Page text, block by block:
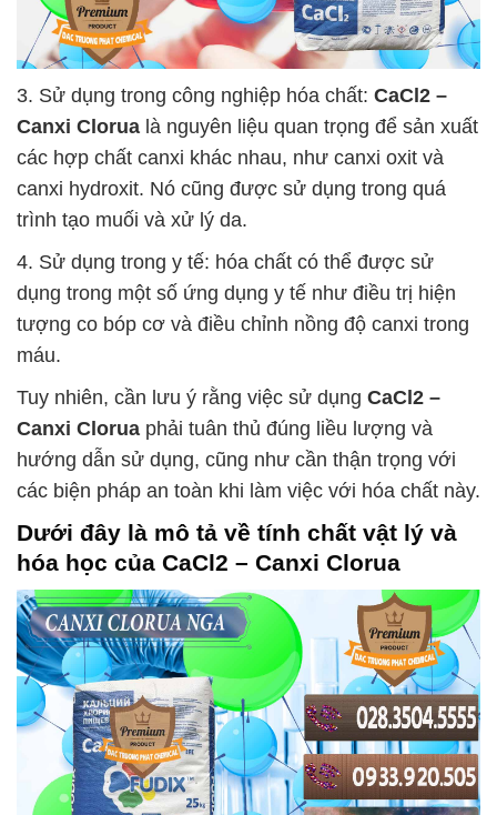
3. Sử dụng trong công nghiệp hóa chất: CaCl2 –
Canxi Clorua là nguyên liệu quan trọng để sản xuất
các hợp chất canxi khác nhau, như canxi oxit và
canxi hydroxit. Nó cũng được sử dụng trong quá
trình tạo muối và xử lý da.
4. Sử dụng trong y tế: hóa chất có thể được sử
dụng trong một số ứng dụng y tế như điều trị hiện
tượng co bóp cơ và điều chỉnh nồng độ canxi trong
máu.
Tuy nhiên, cần lưu ý rằng việc sử dụng CaCl2 –
Canxi Clorua phải tuân thủ đúng liều lượng và
hướng dẫn sử dụng, cũng như cần thận trọng với
các biện pháp an toàn khi làm việc với hóa chất này.
Dưới đây là mô tả về tính chất vật lý và
hóa học của CaCl2 – Canxi Clorua